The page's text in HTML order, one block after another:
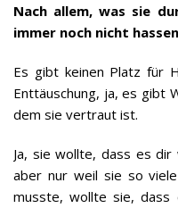
Nach allem, was sie
immer noch nicht
Es gibt keinen Platz für
Enttäuschung, ja, es gibt
dem sie vertraut ist.
Ja, sie wollte, dass es
aber nur weil sie so
musste, wollte sie, dass